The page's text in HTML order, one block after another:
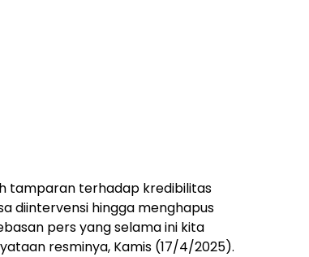
tamparan terhadap kredibilitas
diintervensi hingga menghapus
pers yang selama ini kita
resminya, Kamis (17/4/2025).